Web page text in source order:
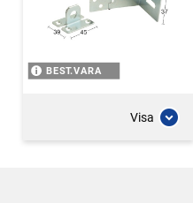
BEST.VARA
Visa